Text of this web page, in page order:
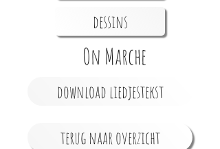
dessins
On Marche
download liedjestekst
terug naar overzicht